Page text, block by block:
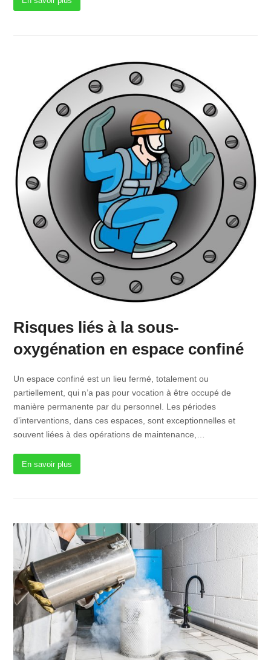
Risques liés à la sous-
oxygénation en espace confiné
Un espace confiné est un lieu fermé, totalement ou
partiellement, qui n’a pas pour vocation à être occupé de
manière permanente par du personnel. Les périodes
d’interventions, dans ces espaces, sont exceptionnelles et
souvent liées à des opérations de maintenance,…
En savoir plus